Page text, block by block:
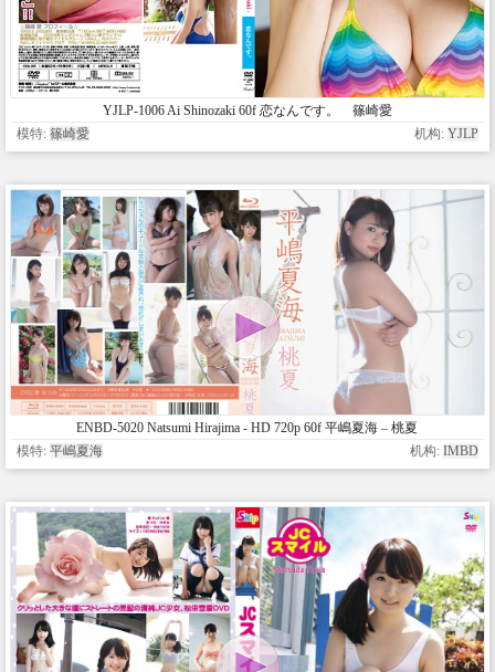
YJLP-1006 Ai Shinozaki 60f 恋なんです。 篠崎愛
模特: 篠崎愛 机构: YJLP
ENBD-5020 Natsumi Hirajima - HD 720p 60f 平嶋夏海 – 桃夏
模特: 平嶋夏海 机构: IMBD